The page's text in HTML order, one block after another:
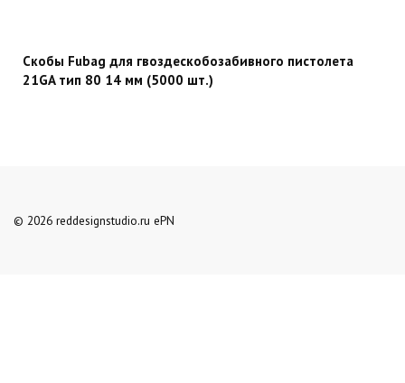
Скобы Fubag для гвоздескобозабивного пистолета
21GA тип 80 14 мм (5000 шт.)
© 2026 reddesignstudio.ru ePN